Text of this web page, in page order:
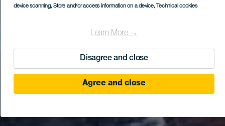
device scanning, Store and/or access information on a device, Technical cookies
Learn More →
Disagree and close
Agree and close